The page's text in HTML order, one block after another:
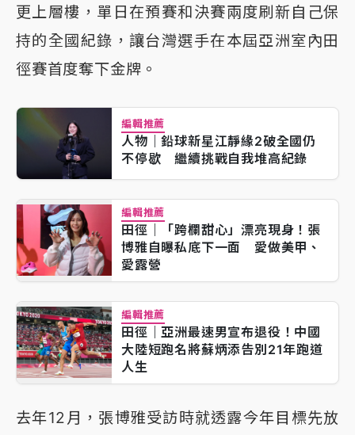
更上層樓，單日在預賽和決賽兩度刷新自己保
持的全國紀錄，讓台灣選手在本屆亞洲室內田
徑賽首度奪下金牌。
編輯推薦
人物｜鉛球新星江靜緣2破全國仍
不停歇 繼續挑戰自我堆高紀錄
編輯推薦
田徑｜「跨欄甜心」漂亮現身！張
博雅自曝私底下一面 愛做美甲、
愛露營
編輯推薦
田徑｜亞洲最速男宣布退役！中國
大陸短跑名將蘇炳添告別21年跑道
人生
去年12月，張博雅受訪時就透露今年目標先放